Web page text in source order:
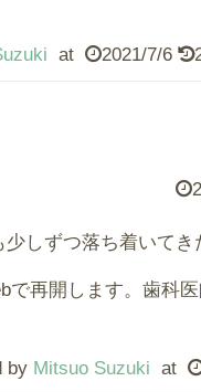
at 2021/7/6
しずつ落ち着いて
で再開します。歯科
by Mitsuo Suzuki at